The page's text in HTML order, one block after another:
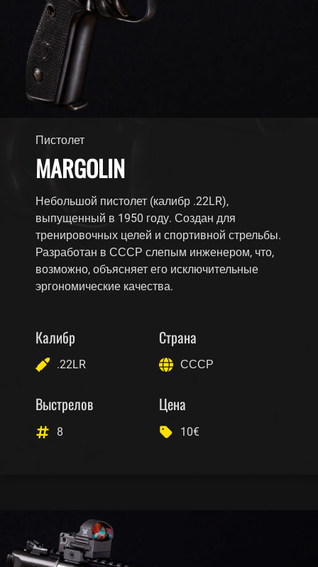
Пистолет
MARGOLIN
Небольшой пистолет (калибр .22LR),
выпущенный в 1950 году. Создан для
тренировочных целей и спортивной стрельбы.
Разработан в СССР слепым инженером, что,
возможно, объясняет его исключительные
эргономические качества.
Калибр
.22LR
Страна
СССР
Выстрелов
8
Цена
10€